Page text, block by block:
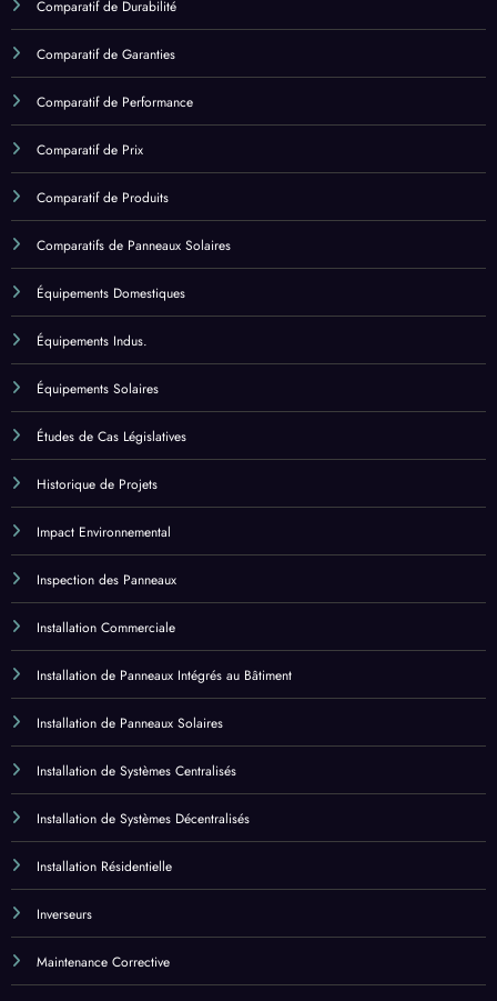
Comparatif de Garanties
Comparatif de Performance
Comparatif de Prix
Comparatif de Produits
Comparatifs de Panneaux Solaires
Équipements Domestiques
Équipements Indus.
Équipements Solaires
Études de Cas Législatives
Historique de Projets
Impact Environnemental
Inspection des Panneaux
Installation Commerciale
Installation de Panneaux Intégrés au Bâtiment
Installation de Panneaux Solaires
Installation de Systèmes Centralisés
Installation de Systèmes Décentralisés
Installation Résidentielle
Inverseurs
Maintenance Corrective
Maintenance des Systèmes Solaires